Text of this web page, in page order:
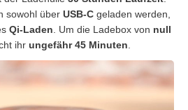
sowohl über USB-C geladen werden,
Qi-Laden. Um die Ladebox von null
ihr ungefähr 45 Minuten.